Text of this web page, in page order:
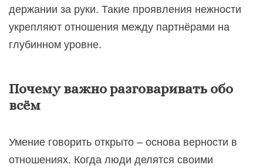
держании за руки. Такие проявления нежности
укрепляют отношения между партнёрами на
глубинном уровне.
Почему важно разговаривать обо
всём
Умение говорить открыто – основа верности в
отношениях. Когда люди делятся своими